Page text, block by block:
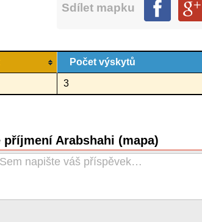
Sdílet mapku
Počet výskytů
3
příjmení Arabshahi (mapa)